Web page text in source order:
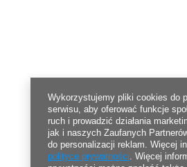
Wykorzystujemy pliki cookies do
serwisu, aby oferować funkcje
ruch i prowadzić działania
jak i naszych Zaufanych
do personalizacji reklam. Więcej
polityce prywatności. Więcej